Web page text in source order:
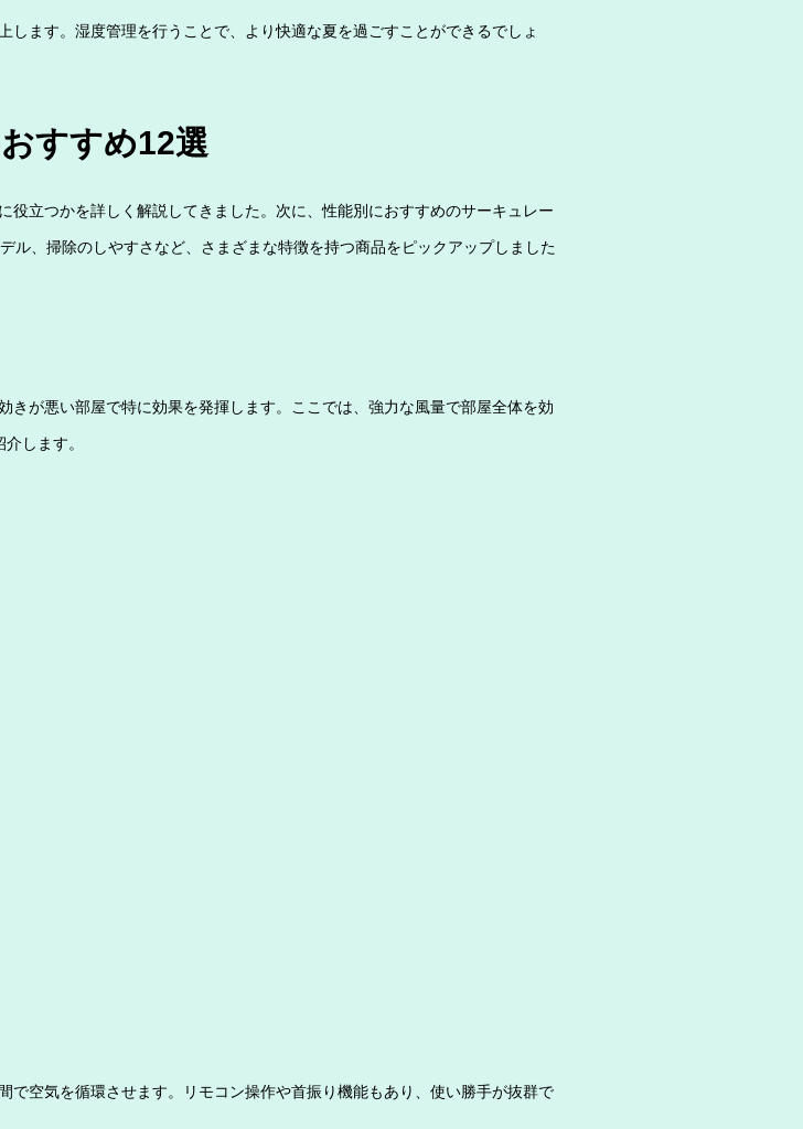
ます。湿度管理を行うことで、より快適な夏を過ごすことができるでしょ
すすめ12選
役立つかを詳しく解説してきました。次に、性能別におすすめのサーキュレー
ル、掃除のしやすさなど、さまざまな特徴を持つ商品をピックアップしました
が悪い部屋で特に効果を発揮します。ここでは、強力な風量で部屋全体を効
します。
で空気を循環させます。リモコン操作や首振り機能もあり、使い勝手が抜群で